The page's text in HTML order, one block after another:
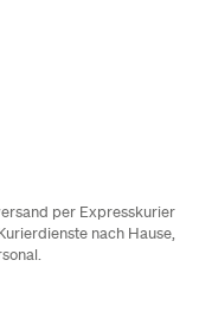
per Expresskurier
nach Hause,